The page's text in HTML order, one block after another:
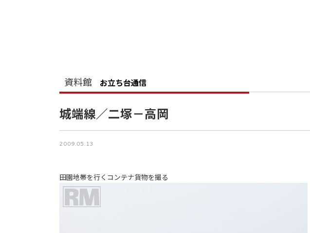
資料館 お立ち台通信
城端線／二塚－高岡
2009.05.13
田園地帯を行くコンテナ貨物を撮る